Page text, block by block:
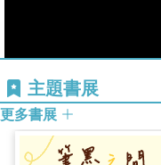
主題書展
更多書展